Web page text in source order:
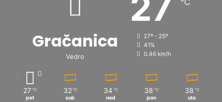
Gračanica
Vedro
27º - 25º
41%
0.46 km/h
27 ℃
pet
32 ℃
sub
34 ℃
ned
38 ℃
pon
38 ℃
uto